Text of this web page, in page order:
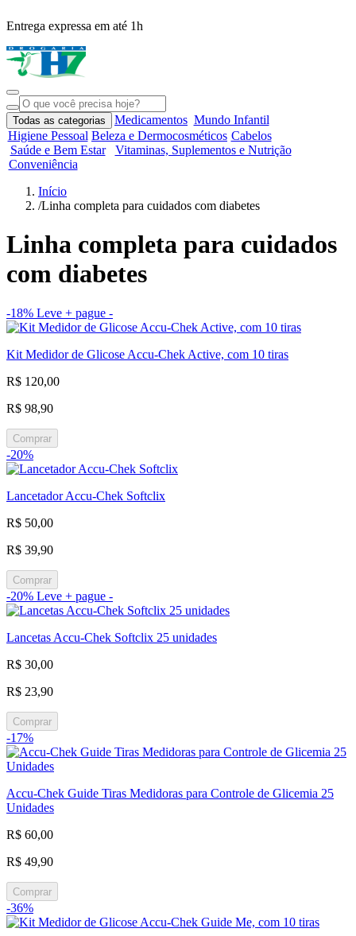
Entrega expressa em até 1h
Todas as categorias Medicamentos Mundo Infantil
Higiene Pessoal Beleza e Dermocosméticos Cabelos
Saúde e Bem Estar
Vitaminas, Suplementos e Nutrição
Conveniência
Início
/Linha completa para cuidados com diabetes
Linha completa para cuidados
com diabetes
-18% Leve + pague -
Kit Medidor de Glicose Accu-Chek Active, com 10 tiras
R$ 120,00
R$ 98,90
Comprar
-20%
Lancetador Accu-Chek Softclix
R$ 50,00
R$ 39,90
Comprar
-20% Leve + pague -
Lancetas Accu-Chek Softclix 25 unidades
R$ 30,00
R$ 23,90
Comprar
-17%
Accu-Chek Guide Tiras Medidoras para Controle de Glicemia 25
Unidades
R$ 60,00
R$ 49,90
Comprar
-36%